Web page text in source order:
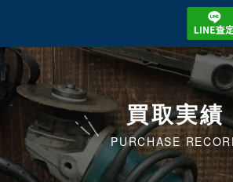
買取実績
PURCHASE